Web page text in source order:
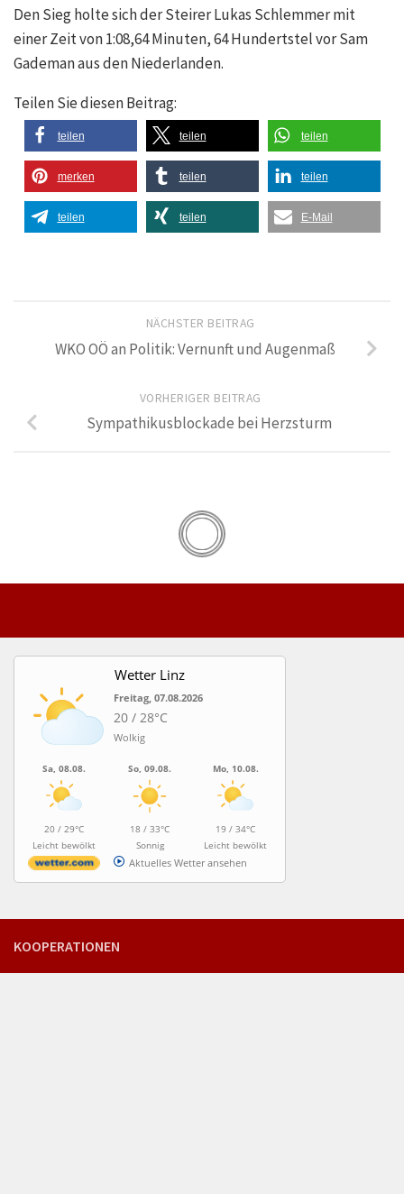
Den Sieg holte sich der Steirer Lukas Schlemmer mit
einer Zeit von 1:08,64 Minuten, 64 Hundertstel vor Sam
Gademan aus den Niederlanden.
Teilen Sie diesen Beitrag:
teilen teilen teilen
merken teilen teilen
teilen teilen E-Mail
NÄCHSTER BEITRAG
WKO OÖ an Politik: Vernunft und Augenmaß
VORHERIGER BEITRAG
Sympathikusblockade bei Herzsturm
Wetter Linz
Freitag, 07.08.2026
20 / 28°C
Wolkig
Sa, 08.08.
20 / 29°C
Leicht bewölkt
So, 09.08.
18 / 33°C
Sonnig
Mo, 10.08.
19 / 34°C
Leicht bewölkt
Aktuelles Wetter ansehen
KOOPERATIONEN